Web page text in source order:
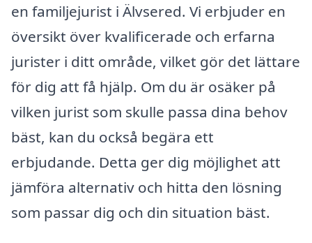
en familjejurist i Älvsered. Vi erbjuder en
översikt över kvalificerade och erfarna
jurister i ditt område, vilket gör det lättare
för dig att få hjälp. Om du är osäker på
vilken jurist som skulle passa dina behov
bäst, kan du också begära ett
erbjudande. Detta ger dig möjlighet att
jämföra alternativ och hitta den lösning
som passar dig och din situation bäst.